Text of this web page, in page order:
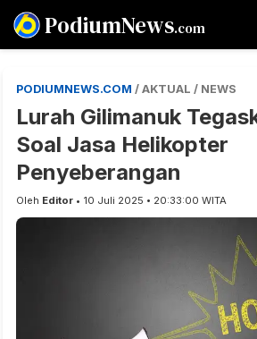
PodiumNews.com
PODIUMNEWS.COM / AKTUAL / NEWS
Lurah Gilimanuk
Soal Jasa Helikopter
Penyeberangan
Oleh Editor • 10 Juli 2025 • 20:33:00 WITA